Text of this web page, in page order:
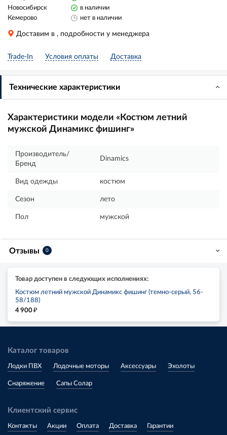
Новосибирск
в наличии
Кемерово
нет в наличии
Доставим в , подробности у менеджера
Trade-In Условия оплаты Доставка
Технические характеристики
Характеристики модели «Костюм летний
мужской Динамикс фишинг»
Производитель/
Бренд
Dinamics
Вид одежды костюм
Сезон лето
Пол мужской
Отзывы 0
Товар доступен в следующих исполнениях:
Костюм летний мужской Динамикс фишинг (темно-серый, 56-
58/188)
4 900₽
Каталог товаров
Лодки ПВХ Лодочные моторы Аксессуары Эхолоты
Снаряжение Сапы Солар
Клиентский сервис
Контакты Акции Оплата Доставка Гарантии